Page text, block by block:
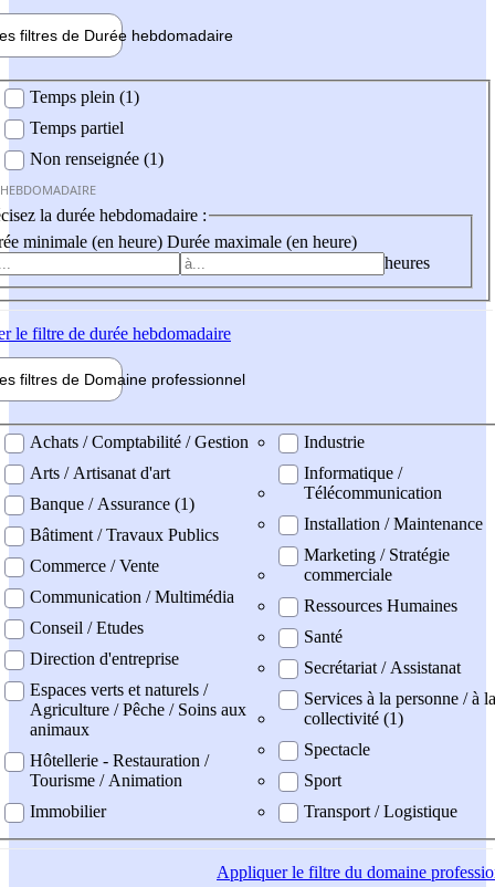
filtres de Durée hebdomadaire
Temps plein (1)
Temps partiel
Non renseignée (1)
la durée hebdomadaire :
minimale (en heure) Durée maximale (en heure)
heures
le filtre de durée hebdomadaire
filtres de Domaine professionnel
professionel
Achats / Comptabilité / Gestion
Arts / Artisanat d'art
Banque / Assurance (1)
Bâtiment / Travaux Publics
Commerce / Vente
Communication / Multimédia
Conseil / Etudes
Direction d'entreprise
Espaces verts et naturels /
Agriculture / Pêche / Soins aux
animaux
Hôtellerie - Restauration /
Tourisme / Animation
Immobilier
Industrie
Informatique /
Télécommunication
Installation / Maintenance
Marketing / Stratégie
commerciale
Ressources Humaines
Santé
Secrétariat / Assistanat
Services à la personne / à la
collectivité (1)
Spectacle
Sport
Transport / Logistique
Appliquerle filtre du domaine